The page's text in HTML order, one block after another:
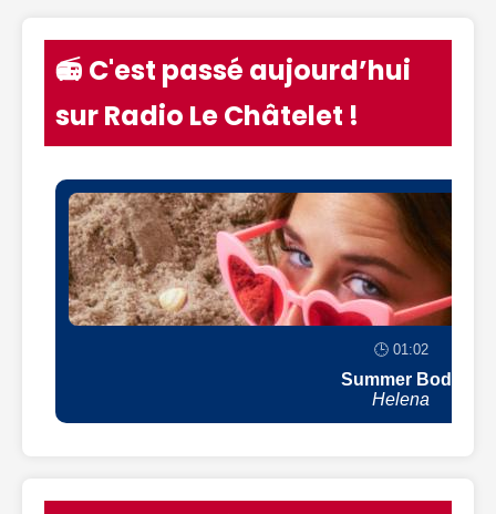
📻 C'est passé aujourd’hui
sur Radio Le Châtelet !
🕒 01:02
Summer Body
Helena